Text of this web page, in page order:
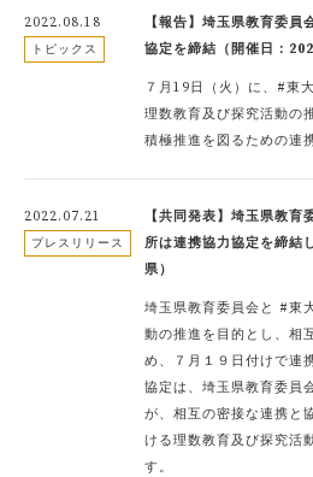
2022.08.18
トピックス
【報告】埼玉県教育委
協定を締結（開催日：
７月19日（火）に、#東
理数教育及び探究活動の
積極推進を図るための連
2022.07.21
プレスリリース
【共同発表】埼玉県教
所は連携協力協定を締結
県）
埼玉県教育委員会と #東
動の推進を目的とし、相
め、７月１９日付けで連
協定は、埼玉県教育委員
が、相互の密接な連携と
ける理数教育及び探究活
す。